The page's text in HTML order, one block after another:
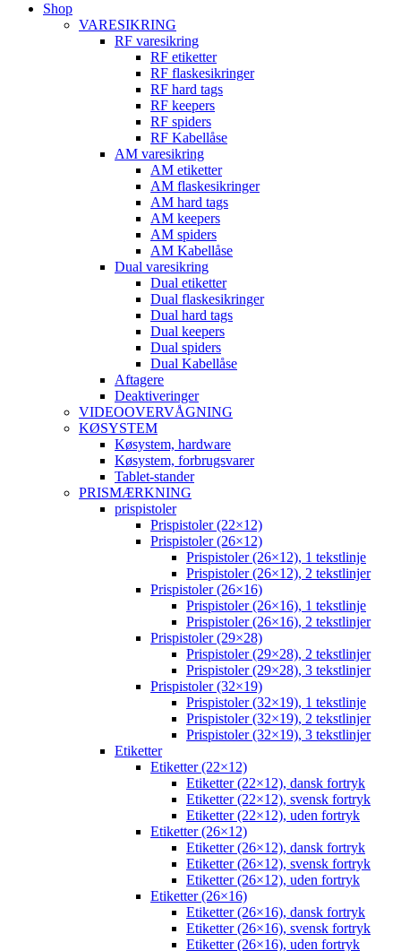
Shop
VARESIKRING
RF varesikring
RF etiketter
RF flaskesikringer
RF hard tags
RF keepers
RF spiders
RF Kabellåse
AM varesikring
AM etiketter
AM flaskesikringer
AM hard tags
AM keepers
AM spiders
AM Kabellåse
Dual varesikring
Dual etiketter
Dual flaskesikringer
Dual hard tags
Dual keepers
Dual spiders
Dual Kabellåse
Aftagere
Deaktiveringer
VIDEOOVERVÅGNING
KØSYSTEM
Køsystem, hardware
Køsystem, forbrugsvarer
Tablet-stander
PRISMÆRKNING
prispistoler
Prispistoler (22×12)
Prispistoler (26×12)
Prispistoler (26×12), 1 tekstlinje
Prispistoler (26×12), 2 tekstlinjer
Prispistoler (26×16)
Prispistoler (26×16), 1 tekstlinje
Prispistoler (26×16), 2 tekstlinjer
Prispistoler (29×28)
Prispistoler (29×28), 2 tekstlinjer
Prispistoler (29×28), 3 tekstlinjer
Prispistoler (32×19)
Prispistoler (32×19), 1 tekstlinje
Prispistoler (32×19), 2 tekstlinjer
Prispistoler (32×19), 3 tekstlinjer
Etiketter
Etiketter (22×12)
Etiketter (22×12), dansk fortryk
Etiketter (22×12), svensk fortryk
Etiketter (22×12), uden fortryk
Etiketter (26×12)
Etiketter (26×12), dansk fortryk
Etiketter (26×12), svensk fortryk
Etiketter (26×12), uden fortryk
Etiketter (26×16)
Etiketter (26×16), dansk fortryk
Etiketter (26×16), svensk fortryk
Etiketter (26×16), uden fortryk